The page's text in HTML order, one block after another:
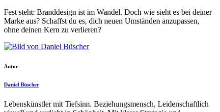
Fest steht: Branddesign ist im Wandel. Doch wie sieht es bei deiner
Marke aus? Schaffst du es, dich neuen Umständen anzupassen,
ohne deinen Kern zu verlieren?
Autor
Daniel Büscher
Lebenskünstler mit Tiefsinn. Beziehungsmensch, Leidenschaftlich